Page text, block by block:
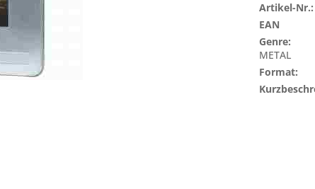
Artikel-Nr.:
EAN
Genre:
METAL
Format: